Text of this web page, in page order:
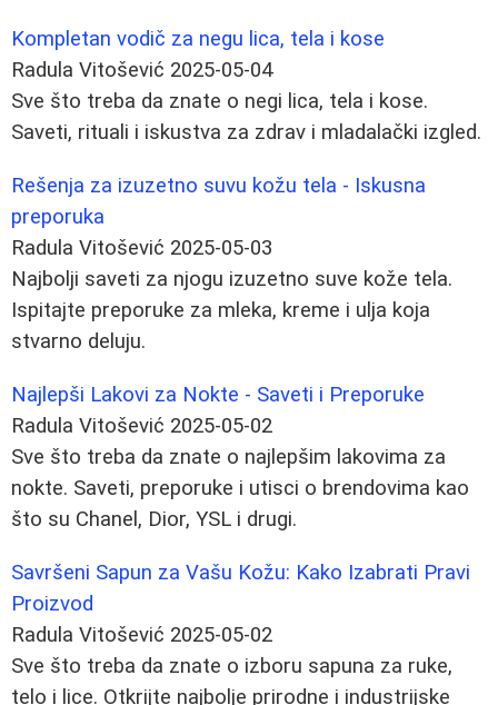
Kompletan vodič za negu lica, tela i kose
Radula Vitošević 2025-05-04
Sve što treba da znate o negi lica, tela i kose.
Saveti, rituali i iskustva za zdrav i mladalački izgled.
Rešenja za izuzetno suvu kožu tela - Iskusna
preporuka
Radula Vitošević 2025-05-03
Najbolji saveti za njogu izuzetno suve kože tela.
Ispitajte preporuke za mleka, kreme i ulja koja
stvarno deluju.
Najlepši Lakovi za Nokte - Saveti i Preporuke
Radula Vitošević 2025-05-02
Sve što treba da znate o najlepšim lakovima za
nokte. Saveti, preporuke i utisci o brendovima kao
što su Chanel, Dior, YSL i drugi.
Savršeni Sapun za Vašu Kožu: Kako Izabrati Pravi
Proizvod
Radula Vitošević 2025-05-02
Sve što treba da znate o izboru sapuna za ruke,
telo i lice. Otkrijte najbolje prirodne i industrijske